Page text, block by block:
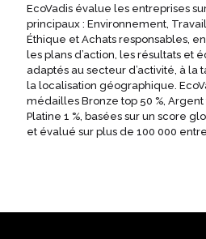
EcoVadis évalue les entreprises
principaux : Environnement,
Éthique et Achats responsables,
les plans d’action, les résultats et
adaptés au secteur d’activité, à la
la localisation géographique.
médailles Bronze top 50 %, Argent
Platine 1 %, basées sur un score
et évalué sur plus de 100 000